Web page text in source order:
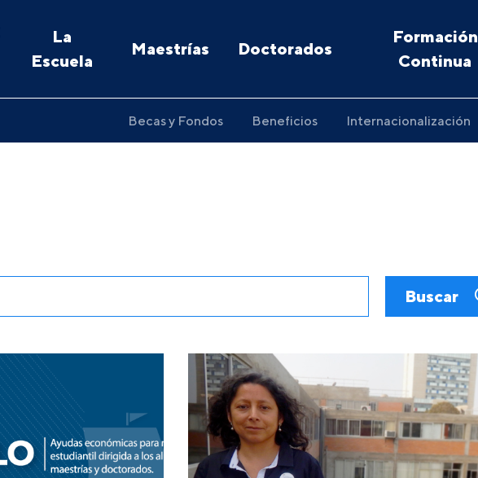
La
Escuela
Maestrías Doctorados
Formación
Continua
Becas y Fondos Beneficios Internacionalización
Buscar